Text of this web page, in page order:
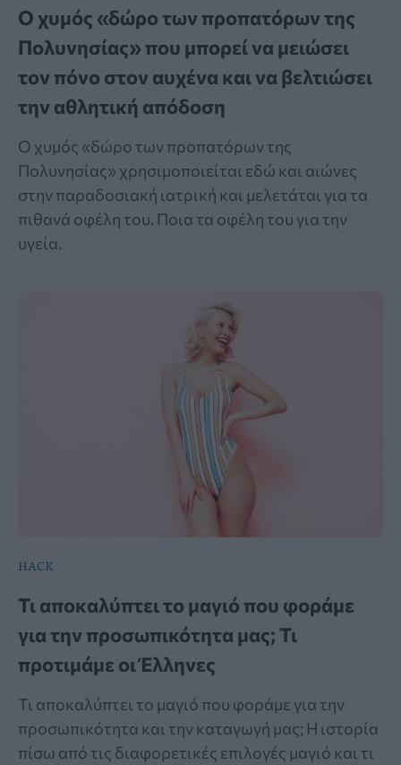
Ο χυμός «δώρο των προπατόρων της
Πολυνησίας» που μπορεί να μειώσει
τον πόνο στον αυχένα και να βελτιώσει
την αθλητική απόδοση
Ο χυμός «δώρο των προπατόρων της
Πολυνησίας» χρησιμοποιείται εδώ και αιώνες
στην παραδοσιακή ιατρική και μελετάται για τα
πιθανά οφέλη του. Ποια τα οφέλη του για την
υγεία.
HACK
Τι αποκαλύπτει το μαγιό που φοράμε
για την προσωπικότητα μας; Τι
προτιμάμε οι Έλληνες
Τι αποκαλύπτει το μαγιό που φοράμε για την
προσωπικότητα και την καταγωγή μας; Η ιστορία
πίσω από τις διαφορετικές επιλογές μαγιό και τι